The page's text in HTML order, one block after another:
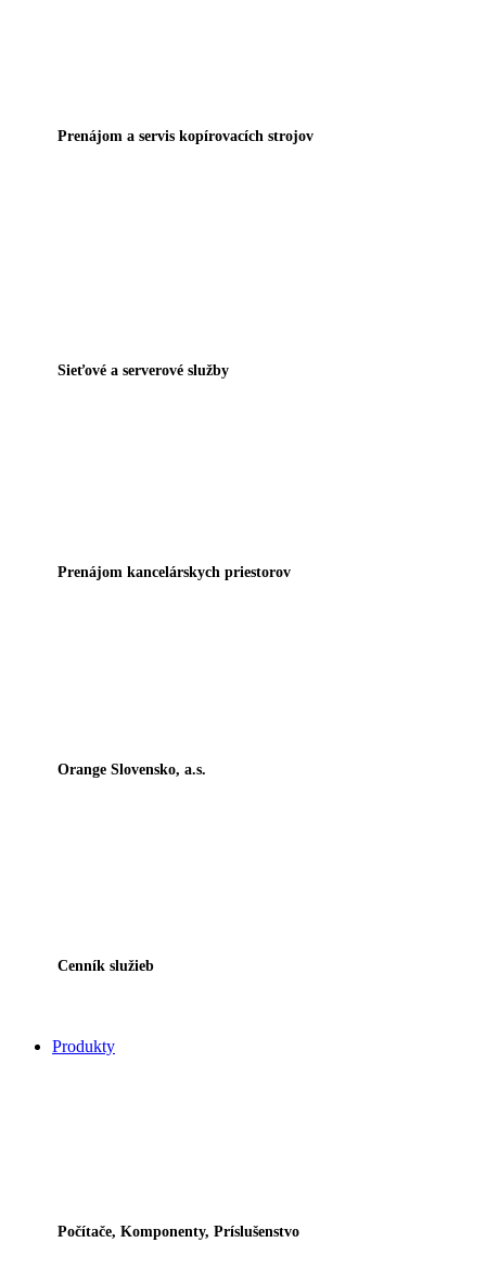
Prenájom a servis kopírovacích strojov
Sieťové a serverové služby
Prenájom kancelárskych priestorov
Orange Slovensko, a.s.
Cenník služieb
Produkty
Počítače, Komponenty, Príslušenstvo